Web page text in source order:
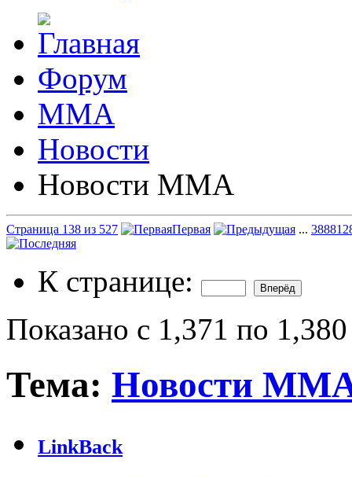
Форум
ММА
Новости
Новости ММА
Страница 138 из 527 Первая ... 3888
К странице:
Показано с 1,371 по
Тема: Новости
LinkBack